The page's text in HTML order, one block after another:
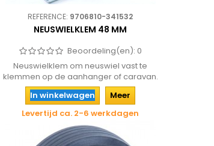
REFERENCE: 9706810-341532
NEUSWIELKLEM 48 MM
Beoordeling(en): 0
Neuswielklem om neuswiel vast te
klemmen op de aanhanger of caravan.
In winkelwagen
Meer
Levertijd ca. 2-6 werkdagen